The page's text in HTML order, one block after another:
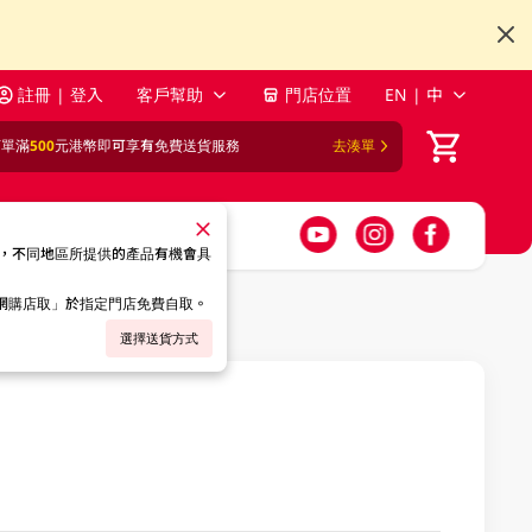
註冊 | 登入 客戶幫助 門店位置 EN | 中
滿500元港幣即可享有免費送貨服務 去湊單
不同地區所提供的產品有機會具
店取」於指定門店免費自取。
選擇送貨方式